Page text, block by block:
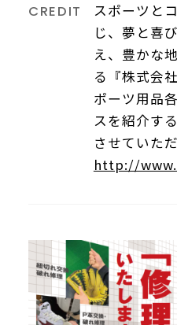
CREDIT
スポーツと
じ、夢と喜
え、豊かな
る『株式会
ポーツ用品
スを紹介す
させていた
http://